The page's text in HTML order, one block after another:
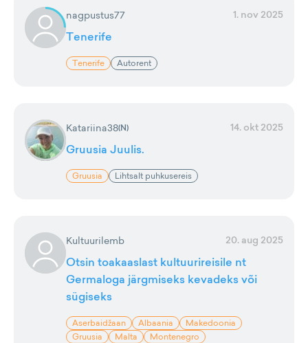
nagpustus77 1. nov 2025
Tenerife
Tenerife Autorent
Katariina38(N) 14. okt 2025
Gruusia Juulis.
Gruusia Lihtsalt puhkusereis
Kultuurilemb 20. aug 2025
Otsin toakaaslast kultuurireisile nt
Germaloga järgmiseks kevadeks või
sügiseks
Aserbaidžaan Albaania
Makedoonia
Gruusia
Malta
Montenegro